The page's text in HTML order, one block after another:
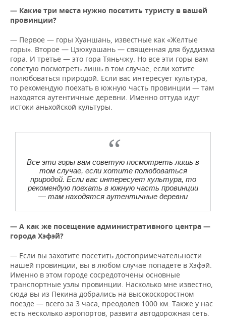
— Какие три места нужно посетить туристу в вашей
провинции?
— Первое — горы Хуаншань, известные как «Желтые
горы». Второе — Цзюхуашань — священная для буддизма
гора. И третье — это гора Тяньчжу. Но все эти горы вам
советую посмотреть лишь в том случае, если хотите
полюбоваться природой. Если вас интересует культура,
то рекомендую поехать в южную часть провинции — там
находятся аутентичные деревни. Именно оттуда идут
истоки аньхойской культуры.
Все эти горы вам советую посмотреть лишь в
том случае, если хотите полюбоваться
природой. Если вас интересует культура, то
рекомендую поехать в южную часть провинции
— там находятся аутентичные деревни
— А как же посещение административного центра —
города Хэфэй?
— Если вы захотите посетить достопримечательности
нашей провинции, вы в любом случае попадете в Хэфэй.
Именно в этом городе сосредоточены основные
транспортные узлы провинции. Насколько мне известно,
сюда вы из Пекина добрались на высокоскоростном
поезде — всего за 3 часа, преодолев 1000 км. Также у нас
есть несколько аэропортов, развита автодорожная сеть.